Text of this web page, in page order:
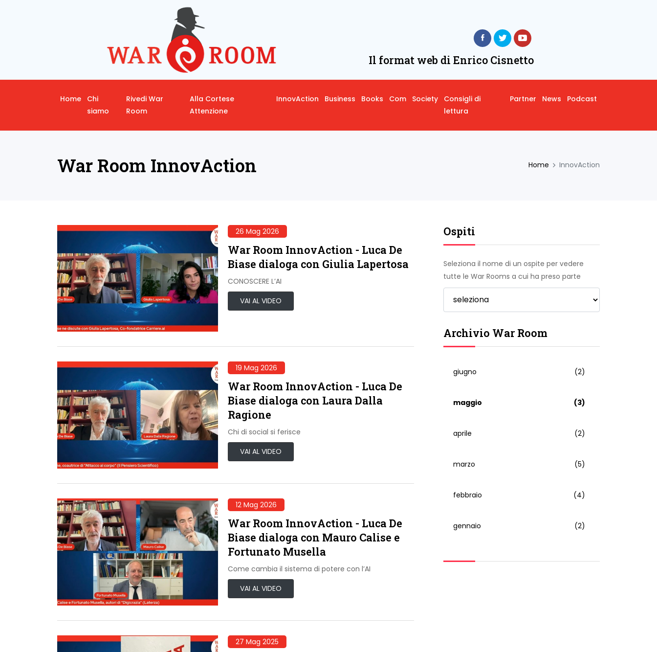
Il format web di Enrico Cisnetto
Home
Chi
siamo
Rivedi War
Room
Alla Cortese
Attenzione
InnovAction Business Books Com Society
Consigli di
lettura
Partner News Podcast
War Room InnovAction Home InnovAction
26 Mag 2026
War Room InnovAction - Luca De
Biase dialoga con Giulia Lapertosa
CONOSCERE L’AI
VAI AL VIDEO
19 Mag 2026
War Room InnovAction - Luca De
Biase dialoga con Laura Dalla
Ragione
Chi di social si ferisce
VAI AL VIDEO
12 Mag 2026
War Room InnovAction - Luca De
Biase dialoga con Mauro Calise e
Fortunato Musella
Come cambia il sistema di potere con l’AI
VAI AL VIDEO
27 Mag 2025
Ospiti
Seleziona il nome di un ospite per vedere
tutte le War Rooms a cui ha preso parte
Archivio War Room
giugno (2)
maggio (3)
aprile (2)
marzo (5)
febbraio (4)
gennaio (2)